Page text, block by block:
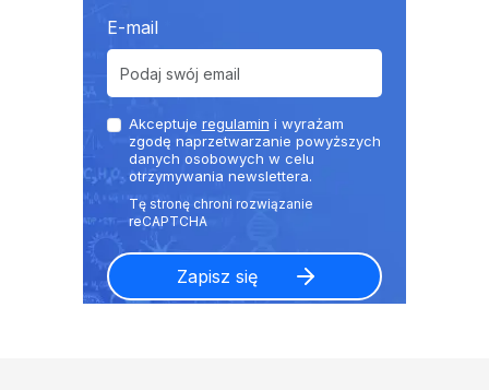
E-mail
Akceptuje regulamin i wyrażam
zgodę naprzetwarzanie powyższych
danych osobowych w celu
otrzymywania newslettera.